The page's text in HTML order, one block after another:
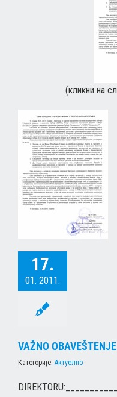
(кликни на
17.
01. 2011.
VAŽNO
Категорије: Актуелно